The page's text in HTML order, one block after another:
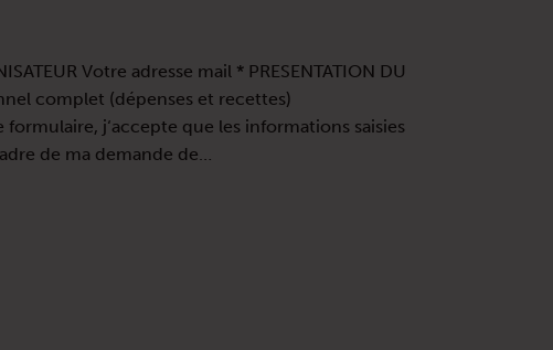
Votre adresse mail * PRESENTATION DU
complet (dépenses et recettes)
j‘accepte que les informations saisies
de ma demande de…